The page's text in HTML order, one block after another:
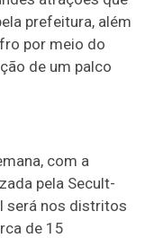
prefeitura, além
por meio do
de um palco
com a
pela Secult-
será nos distritos
de 15